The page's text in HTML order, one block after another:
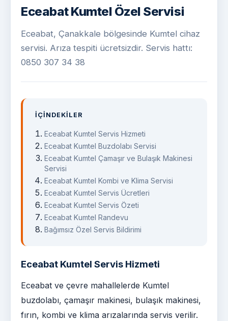
Eceabat Kumtel Özel Servisi
Eceabat, Çanakkale bölgesinde Kumtel cihaz
servisi. Arıza tespiti ücretsizdir. Servis hattı:
0850 307 34 38
İÇINDEKILER
Eceabat Kumtel Servis Hizmeti
Eceabat Kumtel Buzdolabı Servisi
Eceabat Kumtel Çamaşır ve Bulaşık Makinesi
Servisi
Eceabat Kumtel Kombi ve Klima Servisi
Eceabat Kumtel Servis Ücretleri
Eceabat Kumtel Servis Özeti
Eceabat Kumtel Randevu
Bağımsız Özel Servis Bildirimi
Eceabat Kumtel Servis Hizmeti
Eceabat ve çevre mahallelerde Kumtel
buzdolabı, çamaşır makinesi, bulaşık makinesi,
fırın, kombi ve klima arızalarında servis verilir.